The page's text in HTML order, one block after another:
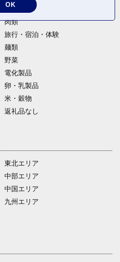
定期便
肉類
旅行・宿泊・体験
麺類
野菜
電化製品
卵・乳製品
米・穀物
返礼品なし
東北エリア
中部エリア
中国エリア
九州エリア
OK